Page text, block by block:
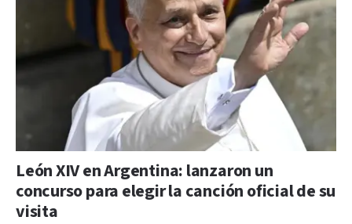
León XIV en Argentina: lanzaron un
concurso para elegir la canción oficial de su
visita